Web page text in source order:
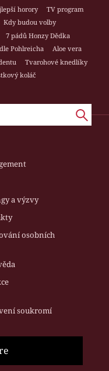
horory
TV program
Kdy budou volby
7 pádů Honzy Dědka
Pohlreicha
Aloe vera
Tvarohové knedlíky
koláč
a výzvy
osobních
soukromí